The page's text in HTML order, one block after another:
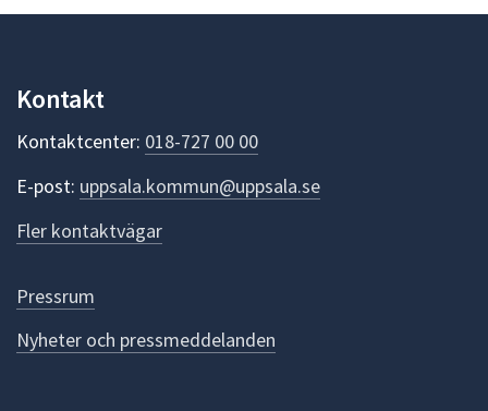
n
k
e
r
f
ö
r
e
n
n
a
Kontakt
Kontaktcenter: 018-727 00 00
E-post: uppsala.kommun@uppsala.se
Fler kontaktvägar
Pressrum
Nyheter och pressmeddelanden